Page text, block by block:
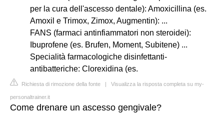
per la cura dell'ascesso dentale): Amoxicillina (es.
Amoxil e Trimox, Zimox, Augmentin): ...
FANS (farmaci antinfiammatori non steroidei):
Ibuprofene (es. Brufen, Moment, Subitene) ...
Specialità farmacologiche disinfettanti-
antibatteriche: Clorexidina (es.
Richiesta di rimozione della fonte | Visualizza la risposta completa su my-
personaltrainer.it
Come drenare un ascesso gengivale?